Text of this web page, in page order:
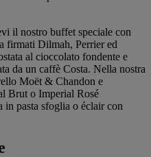
il nostro buffet speciale con
firmati Dilmah, Perrier ed
al cioccolato fondente e
da un caffè Costa. Nella nostra
Moët & Chandon e
Brut o Imperial Rosé
in pasta sfoglia o éclair con